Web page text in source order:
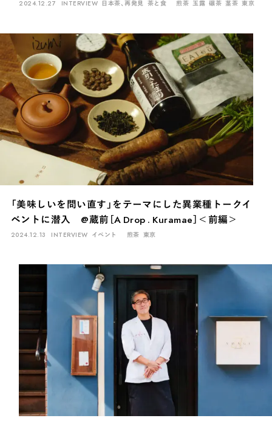
2024.12.27 INTERVIEW 日本茶、再発見 茶と食 煎茶 玉露 碾茶 茎茶 東京
「美味しいを問い直す」をテーマにした異業種トークイ
ベントに潜入 @蔵前［A Drop . Kuramae］＜前編＞
2024.12.13 INTERVIEW イベント 煎茶 東京